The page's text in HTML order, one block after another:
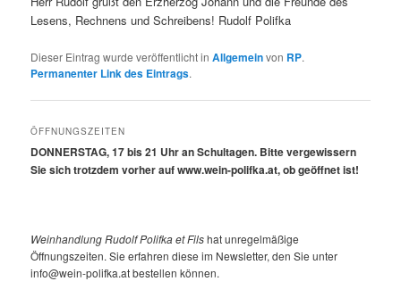
Lesens, Rechnens und Schreibens! Rudolf Polifka
Dieser Eintrag wurde veröffentlicht inAllgemeinvon RP.
Permanenter Link des Eintrags.
ÖFFNUNGSZEITEN
DONNERSTAG, 17 bis 21 Uhr an Schultagen. Bitte vergewissern
Sie sich trotzdem vorher auf www.wein-polifka.at, ob geöffnet ist!
Weinhandlung Rudolf Polifka et Filshat unregelmäßige
Öffnungszeiten. Sie erfahren diese im Newsletter, den Sie unter
info@wein-polifka.at bestellen können.